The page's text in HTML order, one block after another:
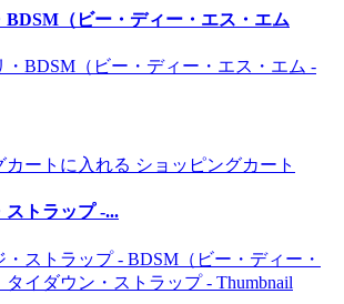
BDSM（ビー・ディー・エス・エム
カートに入れる ショッピングカート
ストラップ -...